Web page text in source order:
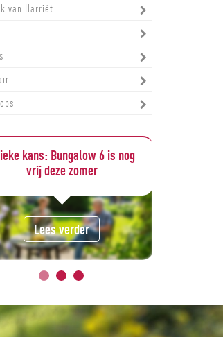
van Harriët
kans: Bungalow 6 is nog
vrij deze zomer
Lees verder